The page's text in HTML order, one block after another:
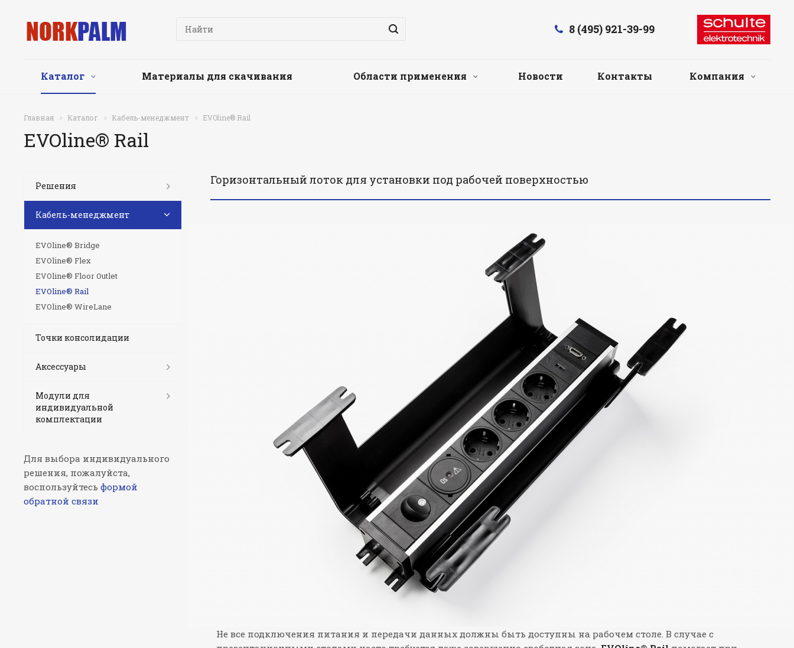
8 (495) 921-39-99
Каталог Материалы для скачивания Области применения Новости Контакты Компания
Главная Каталог Кабель-менеджмент EVOline® Rail
EVOline® Rail
Горизонтальный лоток для установки под рабочей поверхностью
Не все подключения питания и передачи данных должны быть доступны на рабочем столе. В случае с
Решения
Кабель-менеджмент
EVOline® Bridge
EVOline® Flex
EVOline® Floor Outlet
EVOline® Rail
EVOline® WireLane
Точки консолидации
Аксессуары
Модули для
индивидуальной
комплектации
Для выбора индивидуального
решения, пожалуйста,
воспользуйтесь формой
обратной связи